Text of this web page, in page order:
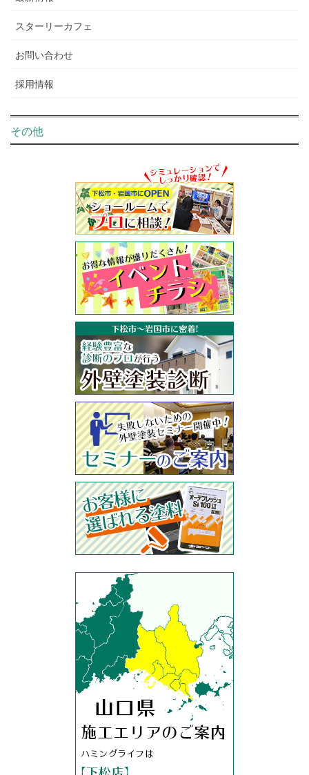
スターリーカフェ
お問い合わせ
採用情報
その他